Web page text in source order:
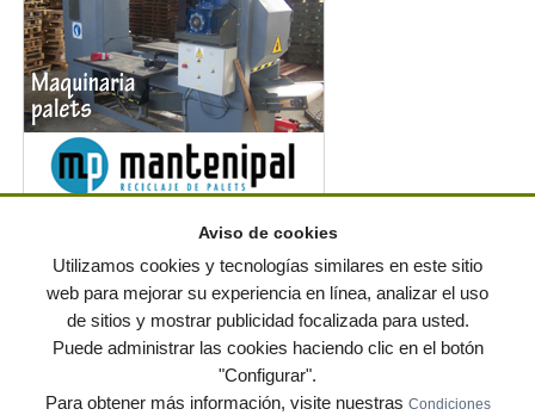
© residuos.com - Todos los derechos reservados Política de privacidad
Condiciones de uso|Contacto |Editores|Mapa web|Preguntas frecuentes|Publica
tus anuncios gratis!
Aviso de cookies
Utilizamos cookies y tecnologías similares en este sitio
web para mejorar su experiencia en línea, analizar el uso
de sitios y mostrar publicidad focalizada para usted.
Puede administrar las cookies haciendo clic en el botón
"Configurar".
Para obtener más información, visite nuestras Condiciones